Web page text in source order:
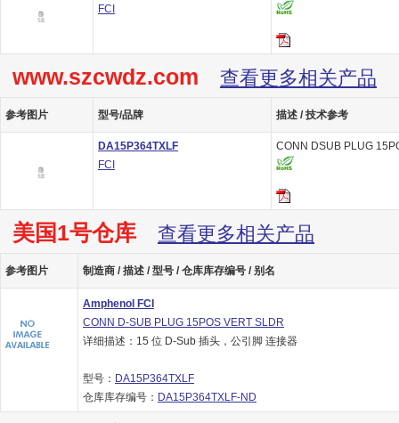
FCI
www.szcwdz.com 查看更多相关产品
参考图片 型号/品牌 描述 / 技术参考
DA15P364TXLF
FCI
CONN DSUB PLUG
美国1号仓库 查看更多相关产品
参考图片 制造商 / 描述 / 型号 / 仓库库存编号 / 别名
Amphenol FCI
CONN D-SUB PLUG 15POS VERT SLDR
详细描述：15 位 D-Sub 插头，公引脚 连接器
型号： DA15P364TXLF
仓库库存编号： DA15P364TXLF-ND